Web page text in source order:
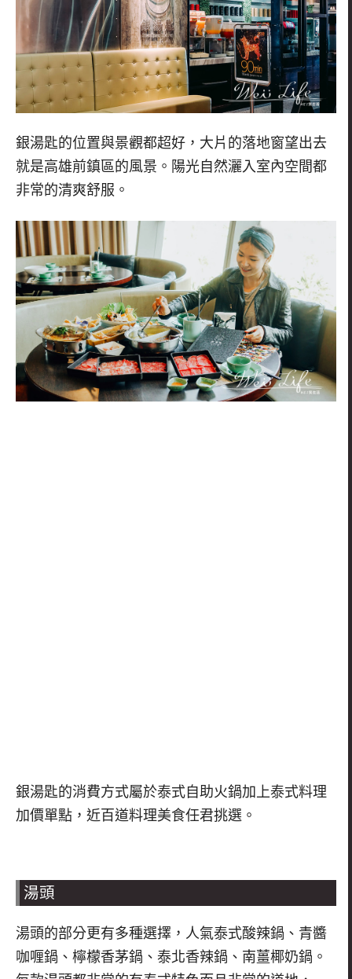
銀湯匙的位置與景觀都超好，大片的落地窗望出去
就是高雄前鎮區的風景。陽光自然灑入室內空間都
非常的清爽舒服。
銀湯匙的消費方式屬於泰式自助火鍋加上泰式料理
加價單點，近百道料理美食任君挑選。
湯頭
湯頭的部分更有多種選擇，人氣泰式酸辣鍋、青醬
咖喱鍋、檸檬香茅鍋、泰北香辣鍋、南薑椰奶鍋。